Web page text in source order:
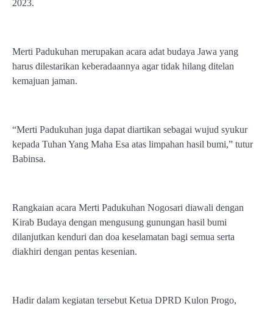
2023.
Merti Padukuhan merupakan acara adat budaya Jawa yang
harus dilestarikan keberadaannya agar tidak hilang ditelan
kemajuan jaman.
“Merti Padukuhan juga dapat diartikan sebagai wujud syukur
kepada Tuhan Yang Maha Esa atas limpahan hasil bumi,” tutur
Babinsa.
Rangkaian acara Merti Padukuhan Nogosari diawali dengan
Kirab Budaya dengan mengusung gunungan hasil bumi
dilanjutkan kenduri dan doa keselamatan bagi semua serta
diakhiri dengan pentas kesenian.
Hadir dalam kegiatan tersebut Ketua DPRD Kulon Progo,